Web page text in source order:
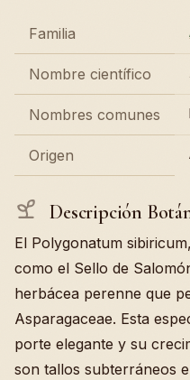
Familia
Nombre científico
Nombres comunes
Origen
Descripción
El Polygonatum
como el Sello de
herbácea perenne que
Asparagaceae. Esta
porte elegante y su
son tallos subterráneos